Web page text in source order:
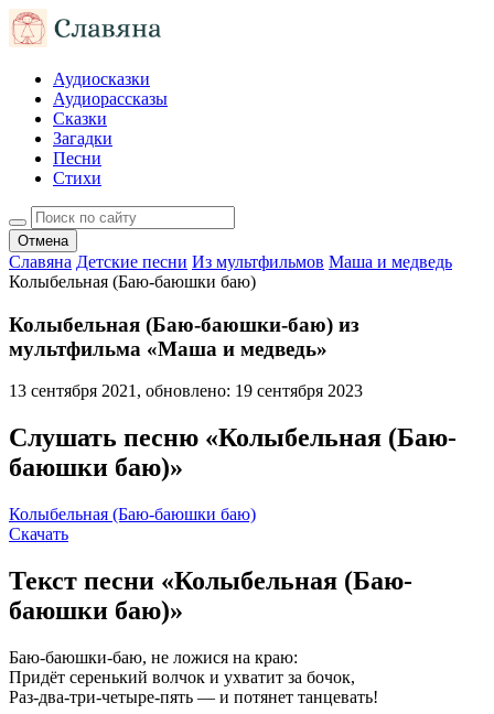
Аудиосказки
Аудиорассказы
Сказки
Загадки
Песни
Стихи
Отмена
Славяна Детские песни Из мультфильмов Маша и медведь
Колыбельная (Баю-баюшки баю)
Колыбельная (Баю-баюшки-баю) из
мультфильма «Маша и медведь»
13 сентября 2021, обновлено: 19 сентября 2023
Слушать песню «Колыбельная (Баю-
баюшки баю)»
Колыбельная (Баю-баюшки баю)
Скачать
Текст песни «Колыбельная (Баю-
баюшки баю)»
Баю-баюшки-баю, не ложися на краю:
Придёт серенький волчок и ухватит за бочок,
Раз-два-три-четыре-пять — и потянет танцевать!